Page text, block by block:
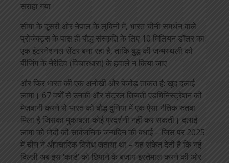
सराहा गया।
सीमा के दूसरी ओर नेपाल के लुंबिनी में, भारत चीनी समर्थन वाले
प्रोजेक्ट्स के पास ही बौद्ध संस्कृति के लिए 10 मिलियन डॉलर का
एक इंटरनेशनल सेंटर बना रहा है, ताकि बुद्ध की जन्मस्थली को
बीजिंग के नैरेटिव (विचारधारा) के हवाले न किया जाए।
और फिर भारत की एक अनोखी और बेजोड़ ताकत है: खुद दलाई
लामा। 67 वर्षों से उनकी और सेंट्रल तिब्बती एडमिनिस्ट्रेशन की
मेज़बानी करने से भारत को बौद्ध दुनिया में एक ऐसा नैतिक रुतबा
मिला है जिसका मुकाबला कोई प्रदर्शनी नहीं कर सकती। दलाई
लामा को मोदी की सार्वजनिक जन्मदिन की बधाई – जिस पर 2025
में चीन ने औपचारिक विरोध जताया था – यह संकेत देती है कि नई
दिल्ली अब इस ‘कार्ड’ को छिपाने के बजाय इस्तेमाल करने की ओर